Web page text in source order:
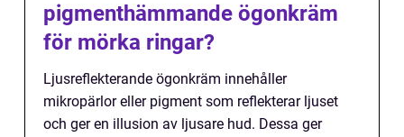
pigmenthämmande ögonkräm
för mörka ringar?
Ljusreflekterande ögonkräm innehåller
mikropärlor eller pigment som reflekterar ljuset
och ger en illusion av ljusare hud. Dessa ger